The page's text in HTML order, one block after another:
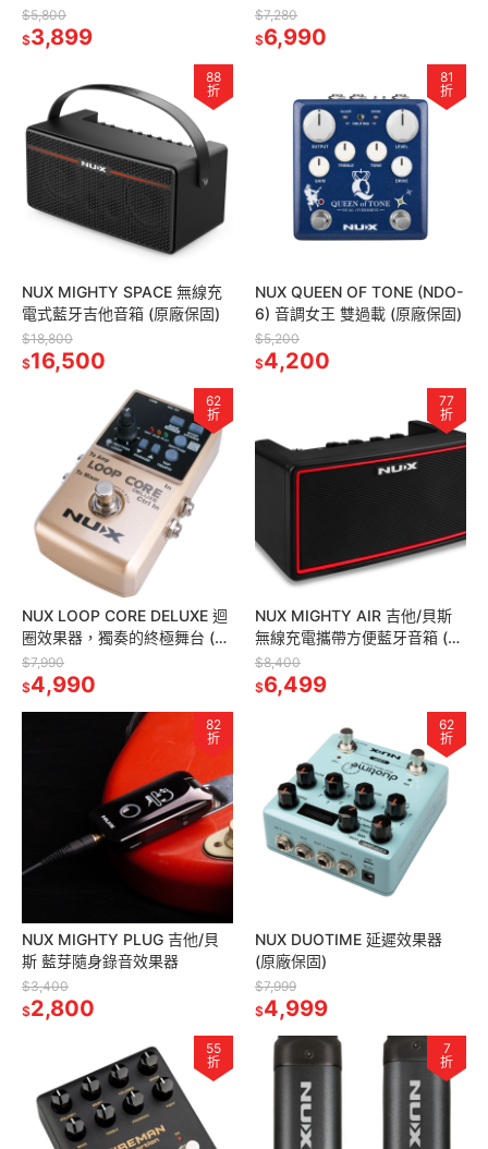
$5,800
$3,899
(原廠保固)
$7,280
$6,990
88
折
NUX MIGHTY SPACE 無線充
電式藍牙吉他音箱 (原廠保固)
$18,800
$16,500
81
折
NUX QUEEN OF TONE (NDO-
6) 音調女王 雙過載 (原廠保固)
$5,200
$4,200
62
折
NUX LOOP CORE DELUXE 迴
圈效果器，獨奏的終極舞台 (原
廠保固)
$7,990
$4,990
77
折
NUX MIGHTY AIR 吉他/貝斯
無線充電攜帶方便藍牙音箱 (原
廠保固)
$8,400
$6,499
82
折
NUX MIGHTY PLUG 吉他/貝
斯 藍芽隨身錄音效果器
$3,400
$2,800
62
折
NUX DUOTIME 延遲效果器
(原廠保固)
$7,999
$4,999
55
折
7
折